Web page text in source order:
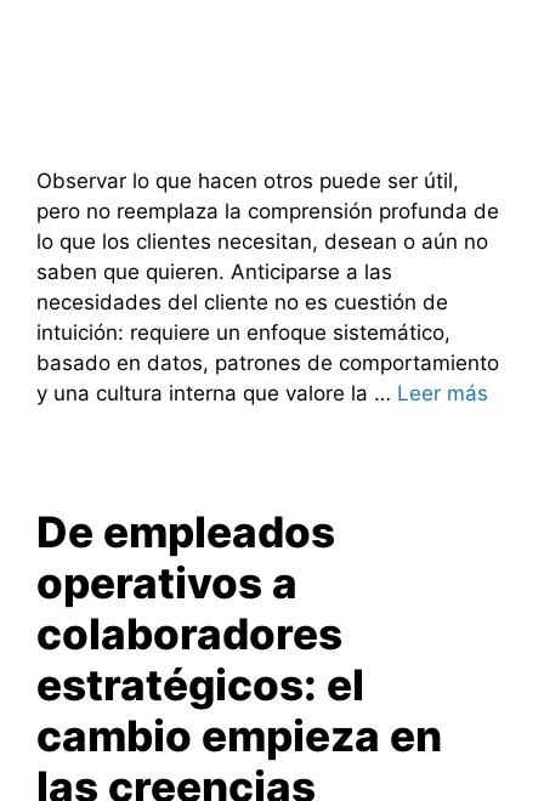
Observar lo que hacen otros puede ser útil,
pero no reemplaza la comprensión profunda de
lo que los clientes necesitan, desean o aún no
saben que quieren. Anticiparse a las
necesidades del cliente no es cuestión de
intuición: requiere un enfoque sistemático,
basado en datos, patrones de comportamiento
y una cultura interna que valore la … Leer más
De empleados
operativos a
colaboradores
estratégicos: el
cambio empieza en
las creencias